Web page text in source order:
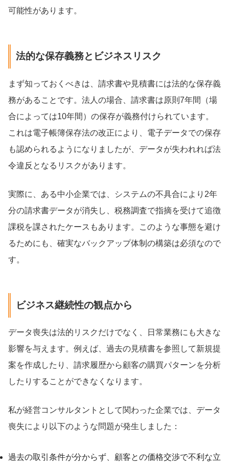
可能性があります。
法的な保存義務とビジネスリスク
まず知っておくべきは、請求書や見積書には法的な保存義
務があることです。法人の場合、請求書は原則7年間（場
合によっては10年間）の保存が義務付けられています。
これは電子帳簿保存法の改正により、電子データでの保存
も認められるようになりましたが、データが失われれば法
令違反となるリスクがあります。
実際に、ある中小企業では、システムの不具合により2年
分の請求書データが消失し、税務調査で指摘を受けて追徴
課税を課されたケースもあります。このような事態を避け
るためにも、確実なバックアップ体制の構築は必須なので
す。
ビジネス継続性の観点から
データ喪失は法的リスクだけでなく、日常業務にも大きな
影響を与えます。例えば、過去の見積書を参照して新規提
案を作成したり、請求履歴から顧客の購買パターンを分析
したりすることができなくなります。
私が経営コンサルタントとして関わった企業では、データ
喪失により以下のような問題が発生しました：
過去の取引条件が分からず、顧客との価格交渉で不利な立